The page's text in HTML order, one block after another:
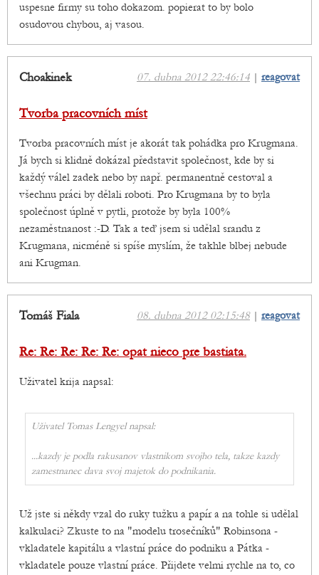
uspesne firmy su toho dokazom. popierat to by bolo
osudovou chybou, aj vasou.
07. dubna 2012 22:46:14 | reagovat
Choakinek
Tvorba pracovních míst
Tvorba pracovních míst je akorát tak pohádka pro Krugmana.
Já bych si klidně dokázal představit společnost, kde by si
každý válel zadek nebo by např. permanentně cestoval a
všechnu práci by dělali roboti. Pro Krugmana by to byla
společnost úplně v pytli, protože by byla 100%
nezaměstnanost :-D. Tak a teď jsem si udělal srandu z
Krugmana, nicméně si spíše myslím, že takhle blbej nebude
ani Krugman.
08. dubna 2012 02:15:48| reagovat
Tomáš Fiala
Re: Re: Re: Re: Re: opat nieco pre bastiata.
Uživatel krija napsal:
Uživatel Tomas Lengyel napsal:
...kazdy je podla rakusanov vlastnikom svojho tela, takze kazdy
zamestnanec dava svoj majetok do podnikania.
Už jste si někdy vzal do ruky tužku a papír a na tohle si udělal
kalkulaci? Zkuste to na "modelu trosečníků" Robinsona -
vkladatele kapitálu a vlastní práce do podniku a Pátka -
vkladatele pouze vlastní práce. Přijdete velmi rychle na to, co